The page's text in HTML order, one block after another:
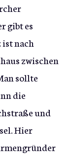
gibt es
nach
zwischen
sollte
die
und
Hier